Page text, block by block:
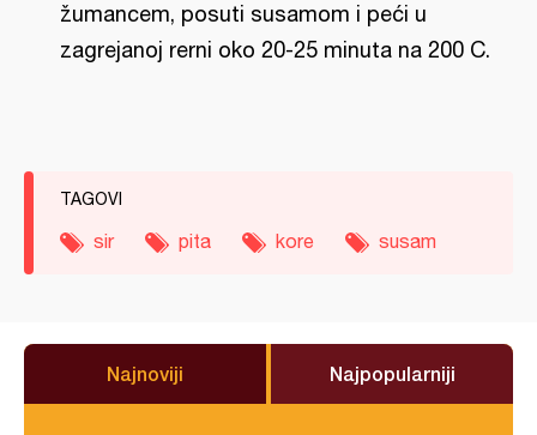
žumancem, posuti susamom i peći u
zagrejanoj rerni oko 20-25 minuta na 200 C.
TAGOVI
sir pita kore susam
Najnoviji Najpopularniji